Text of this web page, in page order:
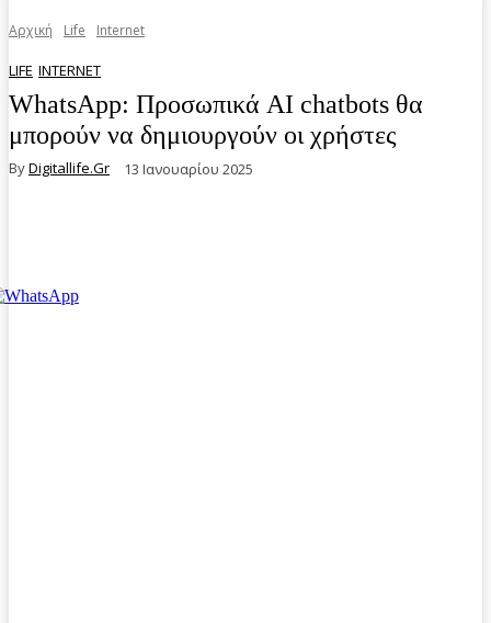
Αρχική Life Internet
LIFE INTERNET
WhatsApp: Προσωπικά AI chatbots θα
μπορούν να δημιουργούν οι χρήστες
ByDigitallife.gr 13 Ιανουαρίου 2025